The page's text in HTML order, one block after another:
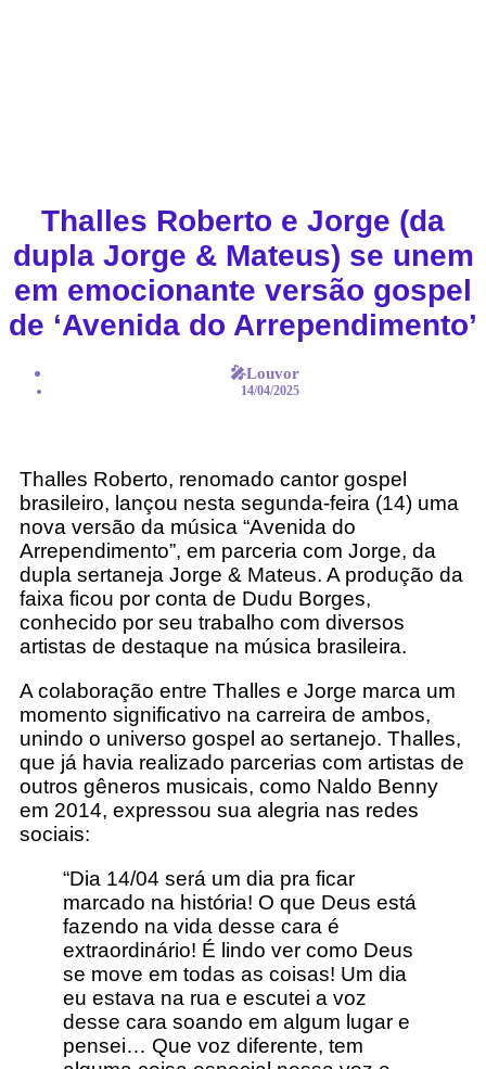
Thalles Roberto e Jorge (da
dupla Jorge & Mateus) se unem
em emocionante versão gospel
de ‘Avenida do Arrependimento’
🎤Louvor
14/04/2025
Thalles Roberto, renomado cantor gospel
brasileiro, lançou nesta segunda-feira (14) uma
nova versão da música “Avenida do
Arrependimento”, em parceria com Jorge, da
dupla sertaneja Jorge & Mateus. A produção da
faixa ficou por conta de Dudu Borges,
conhecido por seu trabalho com diversos
artistas de destaque na música brasileira.​
A colaboração entre Thalles e Jorge marca um
momento significativo na carreira de ambos,
unindo o universo gospel ao sertanejo. Thalles,
que já havia realizado parcerias com artistas de
outros gêneros musicais, como Naldo Benny
em 2014, expressou sua alegria nas redes
sociais:​
“Dia 14/04 será um dia pra ficar
marcado na história! O que Deus está
fazendo na vida desse cara é
extraordinário! É lindo ver como Deus
se move em todas as coisas! Um dia
eu estava na rua e escutei a voz
desse cara soando em algum lugar e
pensei… Que voz diferente, tem